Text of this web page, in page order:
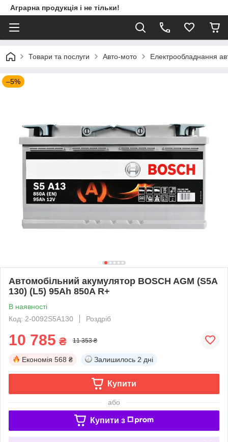
Аграрна продукція і не тільки!
Товари та послуги Авто-мото Електрообладнання
–5%
Автомобільний акумулятор BOSCH AGM (S5A
130) (L5) 95Ah 850A R+
В наявності
Код: 2-0092S5A130
Роздріб
10 785 ₴ 11 353 ₴
Економія 568 ₴ Залишилось 2 дні
Купити
або
Купити з